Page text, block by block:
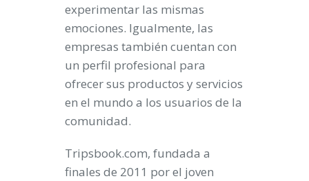
experimentar las mismas
emociones. Igualmente, las
empresas también cuentan con
un perfil profesional para
ofrecer sus productos y servicios
en el mundo a los usuarios de la
comunidad.
Tripsbook.com, fundada a
finales de 2011 por el joven